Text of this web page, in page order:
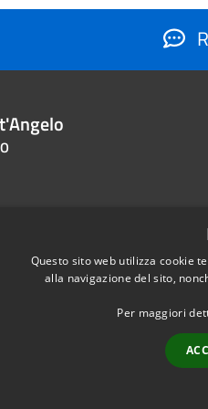
Phone:0884566206
Questo sito web utilizza cookie
alla navigazione del sito,
Per maggiori